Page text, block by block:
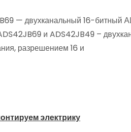
— двухканальный 16-битный
и ADS42JB49 –
разрешением 16 и
электрику